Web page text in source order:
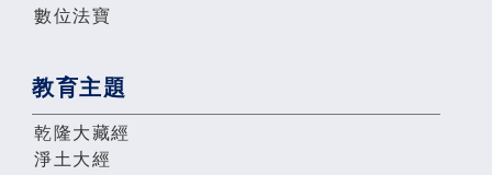
數位法寶
教育主題
乾隆大藏經
淨土大經